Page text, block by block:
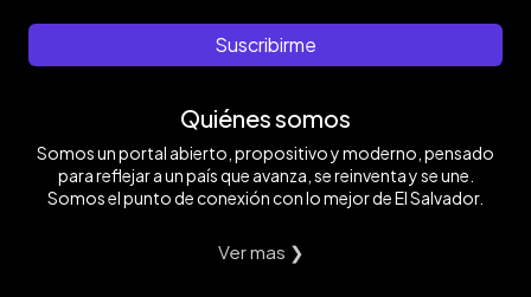
Suscribirme
Quiénes somos
Somos un portal abierto, propositivo y moderno, pensado
para reflejar a un país que avanza, se reinventa y se une.
Somos el punto de conexión con lo mejor de El Salvador.
Ver mas ❯